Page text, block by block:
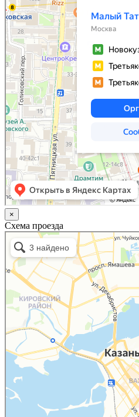
×
Схема проезда
Казань
Малый Татарский переулок, 8 на карте
Яндекс.Карты